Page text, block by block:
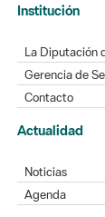
Institución
La Diputación
Gerencia de
Contacto
Actualidad
Noticias
Agenda